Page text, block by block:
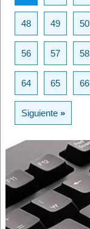
48 49 50
56 57 58
64 65 66
Siguiente»